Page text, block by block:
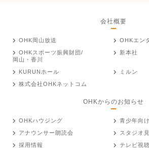
会社概要
OHK岡山放送
OHKエン
OHKスポーツ振興財団/
岡山・香川
新本社
KURUNホール
ミルン
株式会社OHKネットコム
OHKからのお知らせ
OHKハウジング
青少年向
アナウンサー朗読会
スタジオ
採用情報
テレビ視